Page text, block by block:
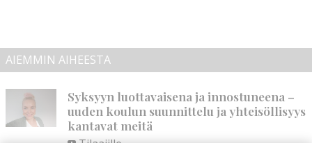
AIEMMIN AIHEESTA
Syksyyn luottavaisena ja innostuneena –
uuden koulun suunnittelu ja yhteisöllisyys
kantavat meitä
Tilaajille